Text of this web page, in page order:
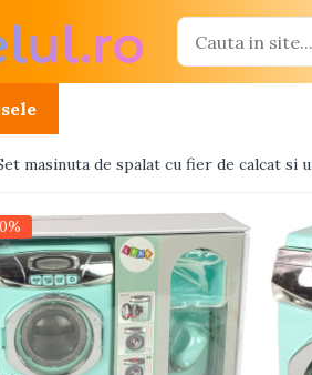
masinuta de spalat cu fier de calcat si